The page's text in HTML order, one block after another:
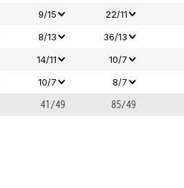
9/15
22/11
8/13
36/13
14/11
10/7
10/7 8/7
41/49 85/49